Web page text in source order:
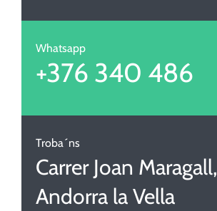
Whatsapp
+376 340 486
Troba´ns
Carrer Joan
Andorra la Vella